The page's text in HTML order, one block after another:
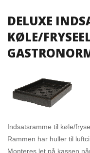
DELUXE
KØLE/
Indsatsramme til køle/
Rammen har huller til
Monteres let på kassen